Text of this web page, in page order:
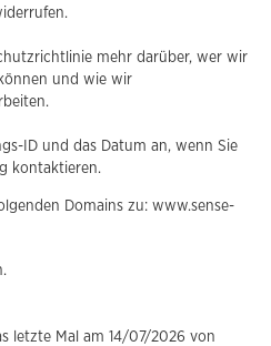
mehr darüber, wer wir
und wie wir
ID und das Datum an, wenn Sie
kontaktieren.
Domains zu: www.sense-
letzte Mal am 14/07/2026 von